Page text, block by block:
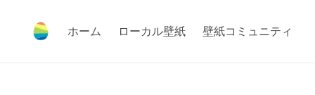
ホーム ローカル壁紙 壁紙コミュニティ